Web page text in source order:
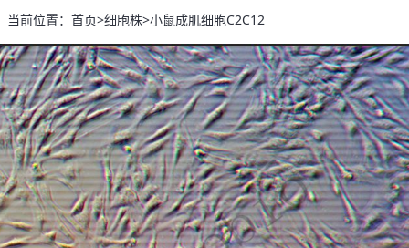
当前位置：首页>细胞株>小鼠成肌细胞C2C12